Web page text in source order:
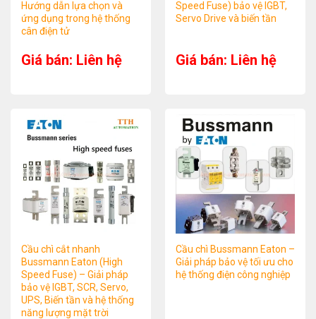
Hướng dẫn lựa chọn và
ứng dụng trong hệ thống
cân điện tử
Giá bán: Liên hệ
Speed Fuse) bảo vệ IGBT,
Servo Drive và biến tần
Giá bán: Liên hệ
Cầu chì cắt nhanh
Bussmann Eaton (High
Speed Fuse) – Giải pháp
bảo vệ IGBT, SCR, Servo,
UPS, Biến tần và hệ thống
năng lượng mặt trời
Cầu chì Bussmann Eaton –
Giải pháp bảo vệ tối ưu cho
hệ thống điện công nghiệp